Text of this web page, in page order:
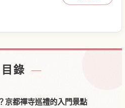
目錄
京都禪寺巡禮的入門景點